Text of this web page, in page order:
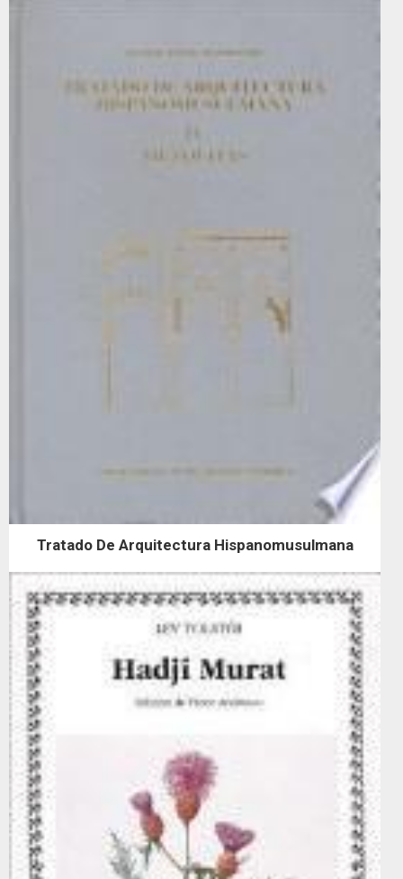
Tratado De Arquitectura Hispanomusulmana